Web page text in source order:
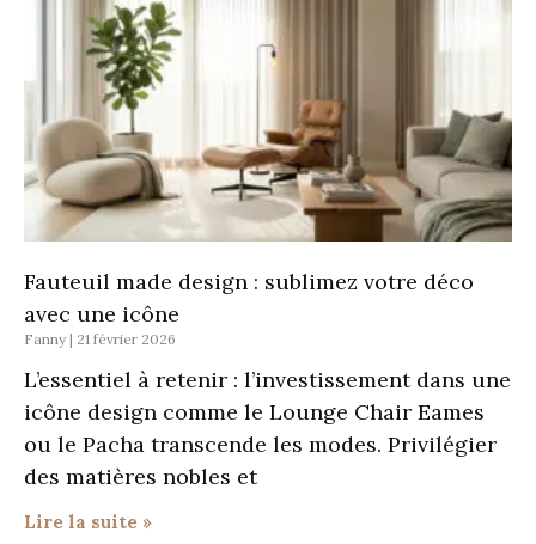
Fauteuil made design : sublimez votre déco
avec une icône
Fanny 21 février 2026
L’essentiel à retenir : l’investissement dans une
icône design comme le Lounge Chair Eames
ou le Pacha transcende les modes. Privilégier
des matières nobles et
Lire la suite »